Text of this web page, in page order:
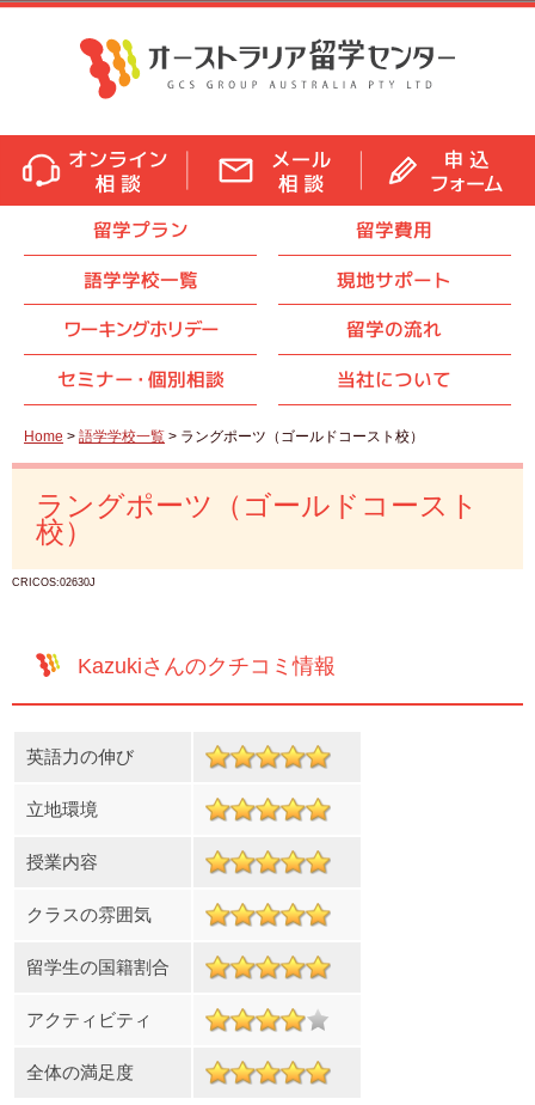
留学プラン
留学費用
語学学校一覧
現地サポート
ワーキングホリデー
留学の流れ
セミナー・ 個別相談 当社について
Home > 語学学校一覧 > ラングポーツ（ゴールドコースト校）
ラングポーツ（ゴールドコースト
校）
CRICOS:02630J
Kazukiさんのクチコミ情報
英語力の伸び
立地環境
授業内容
クラスの雰囲気
留学生の国籍割合
アクティビティ
全体の満足度